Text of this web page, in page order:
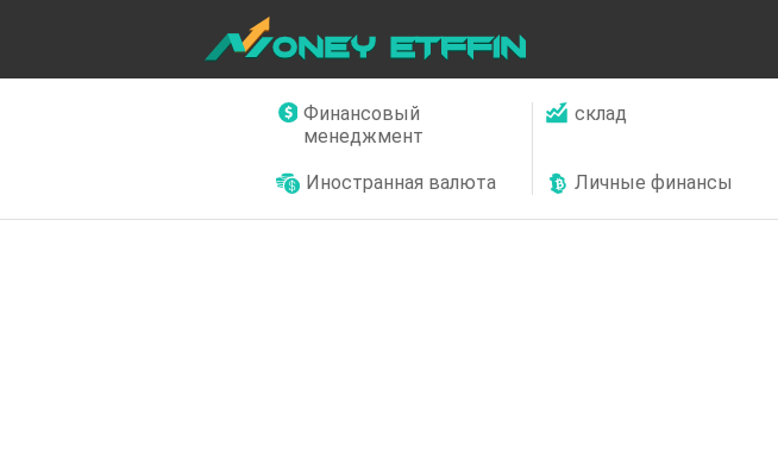
Финансовый
менеджмент
склад
Иностранная валюта Личные финансы